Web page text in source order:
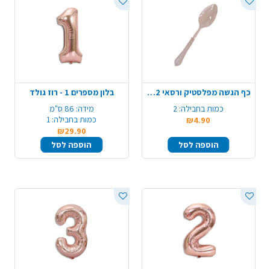
כף הגשה מפלסטיק ורסאי 2 יח' - ורוד
כמות בחבילה: 2
₪4.90
הוספה לסל
בלון מספרים 1 - רוז גולד
מידה: 86 ס"מ
כמות בחבילה: 1
₪29.90
הוספה לסל